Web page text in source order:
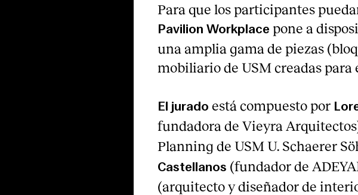
Para que los participantes
Pavilion Workplace pone a
una amplia gama de piezas
mobiliario de USM creadas para
El jurado está compuesto por
fundadora de Vieyra
Planning de USM U. Schaerer
Castellanos (fundador de
(arquitecto y diseñador de